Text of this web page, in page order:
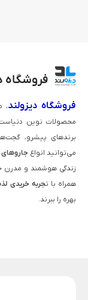
فروشگاه
فروشگاه دیزولند،
محصولات نوین
برندهای پیشرو،
می‌توانید انواع
زندگی هوشمند و مدرن
همراه با تجربه خریدی
بهره را ببرند.